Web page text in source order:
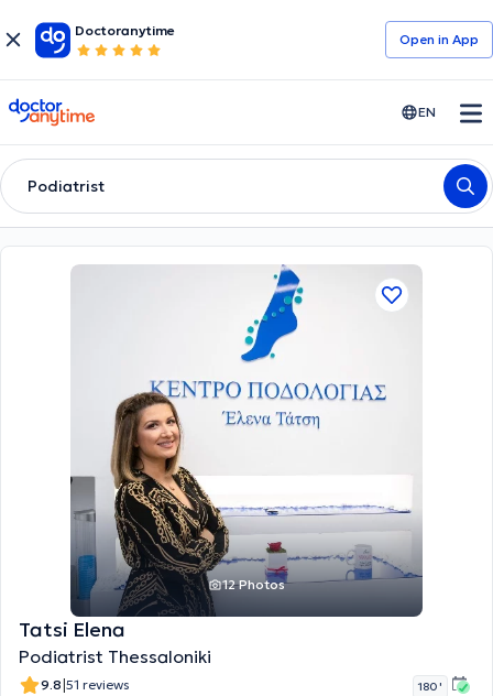
Doctoranytime
Open in Αpp
doctoranytime EN
Podiatrist
12 Photos
Tatsi Elena
Podiatrist Thessaloniki
9.8|51 reviews 180 '